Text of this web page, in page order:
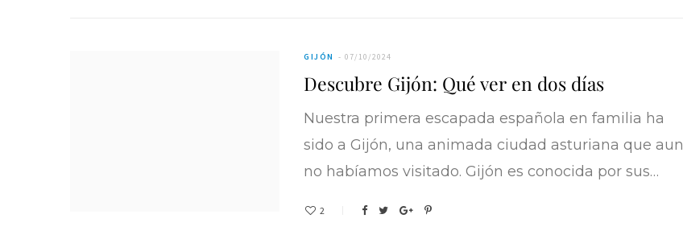
GIJÓN 07/10/2024
Descubre Gijón: Qué ver en dos días
Nuestra primera escapada española en familia ha
sido a Gijón, una animada ciudad asturiana que aun
no habíamos visitado. Gijón es conocida por sus…
2